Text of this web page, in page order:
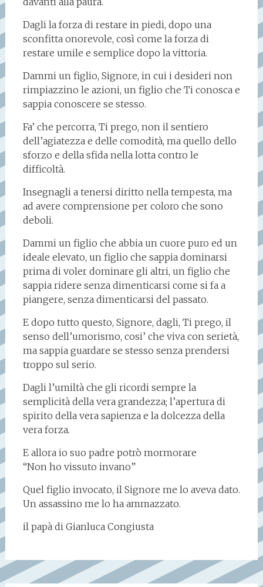
Dagli la forza di restare in piedi, dopo una
sconfitta onorevole, così come la forza di
restare umile e semplice dopo la vittoria.
Dammi un figlio, Signore, in cui i desideri non
rimpiazzino le azioni, un figlio che Ti conosca e
sappia conoscere se stesso.
Fa’ che percorra, Ti prego, non il sentiero
dell’agiatezza e delle comodità, ma quello dello
sforzo e della sfida nella lotta contro le
difficoltà.
Insegnagli a tenersi diritto nella tempesta, ma
ad avere comprensione per coloro che sono
deboli.
Dammi un figlio che abbia un cuore puro ed un
ideale elevato, un figlio che sappia dominarsi
prima di voler dominare gli altri, un figlio che
sappia ridere senza dimenticarsi come si fa a
piangere, senza dimenticarsi del passato.
E dopo tutto questo, Signore, dagli, Ti prego, il
senso dell’umorismo, cosi’ che viva con serietà,
ma sappia guardare se stesso senza prendersi
troppo sul serio.
Dagli l’umiltà che gli ricordi sempre la
semplicità della vera grandezza; l’apertura di
spirito della vera sapienza e la dolcezza della
vera forza.
E allora io suo padre potrò mormorare
“Non ho vissuto invano”
Quel figlio invocato, il Signore me lo aveva dato.
Un assassino me lo ha ammazzato.
il papà di Gianluca Congiusta